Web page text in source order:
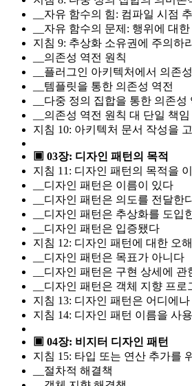
__자유 함수의 힘: 컴파일 시점
__자유 함수의 문제: 행위에 대한
지침 9: 추상화 소유권에 주의하
__의존성 역전 원칙
__플러그인 아키텍처에서 의존
__템플릿을 통한 의존성 역전
__다중 정의 집합을 통한 의존성
__의존성 역전 원칙 대 단일 책임
지침 10: 아키텍처 문서 작성을
▣ 03장: 디자인 패턴의 목적
지침 11: 디자인 패턴의 목적을
__디자인 패턴은 이름이 있다
__디자인 패턴은 의도를 전달한
__디자인 패턴은 추상화를 도입
__디자인 패턴은 입증됐다
지침 12: 디자인 패턴에 대한 오
__디자인 패턴은 목표가 아니다
__디자인 패턴은 구현 상세에
__디자인 패턴은 객체 지향 프
지침 13: 디자인 패턴은 어디에
지침 14: 디자인 패턴 이름을 사
▣ 04장: 비지터 디자인 패턴
지침 15: 타입 또는 연산 추가를
__절차적 해결책